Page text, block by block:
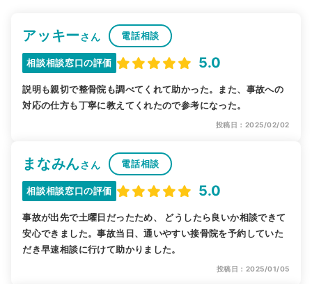
アッキーさん 電話相談
相談相談窓口の評価 5.0
説明も親切で整骨院も調べてくれて助かった。また、事故への
対応の仕方も丁寧に教えてくれたので参考になった。
投稿日：2025/02/02
まなみんさん 電話相談
相談相談窓口の評価 5.0
事故が出先で土曜日だったため、 どうしたら良いか相談できて
安心できました。事故当日、通いやすい接骨院を予約していた
だき早速相談に行けて助かりました。
投稿日：2025/01/05